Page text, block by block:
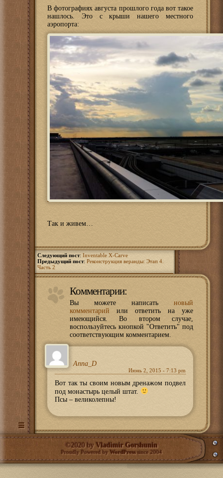
В фотографиях августа прошлого года вот такое
нашлось. Это с крыши нашего местного
аэропорта:
Так и живем…
Следующий пост: Inventable X-Carve
Предыдущий пост: Реконструкция веранды: Этап 4.
Часть 2
Комментарии:
Вы можете написать новый
комментарий или ответить на уже
имеющийся. Во втором случае,
воспользуйтесь кнопкой "Ответить" под
соответствующим комментарием.
Anna_D
Июнь 2, 2015 - 7:13 pm
Вот так ты своим новым дренажом подвел
под монастырь целый штат.
Псы – великолепны!
©2020 byVladimir Gorshunin
Proudly Powered by WordPresssince 2004